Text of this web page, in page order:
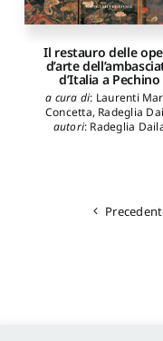
Il restauro delle
d’arte
d’Italia a Pechino
a cura di: Laurenti
Concetta, Radeglia
autori: Radeglia